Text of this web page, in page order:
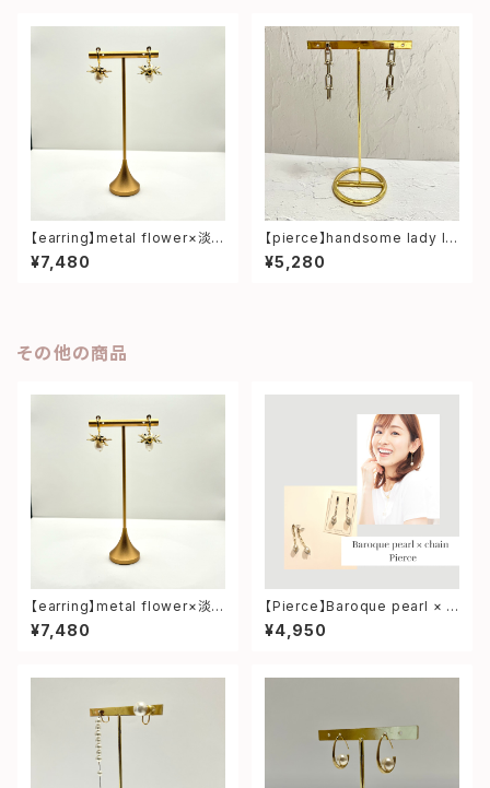
【earring】metal flower×淡
水パール earring
¥7,480
【pierce】handsome lady lo
ng pierce
¥5,280
その他の商品
【earring】metal flower×淡
水パール earring
¥7,480
【Pierce】Baroque pearl × c
hain pierce
¥4,950